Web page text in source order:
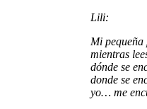
Lili:
Mi pequeña
mientras
dónde se
donde se
yo… me